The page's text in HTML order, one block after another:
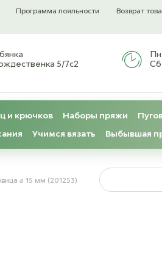
Программа лояльности
Возврат
5/7с2
Сб
и крючков Наборы пряжи
Учимся вязать Выбывшая
⌀ 15 мм (201253)